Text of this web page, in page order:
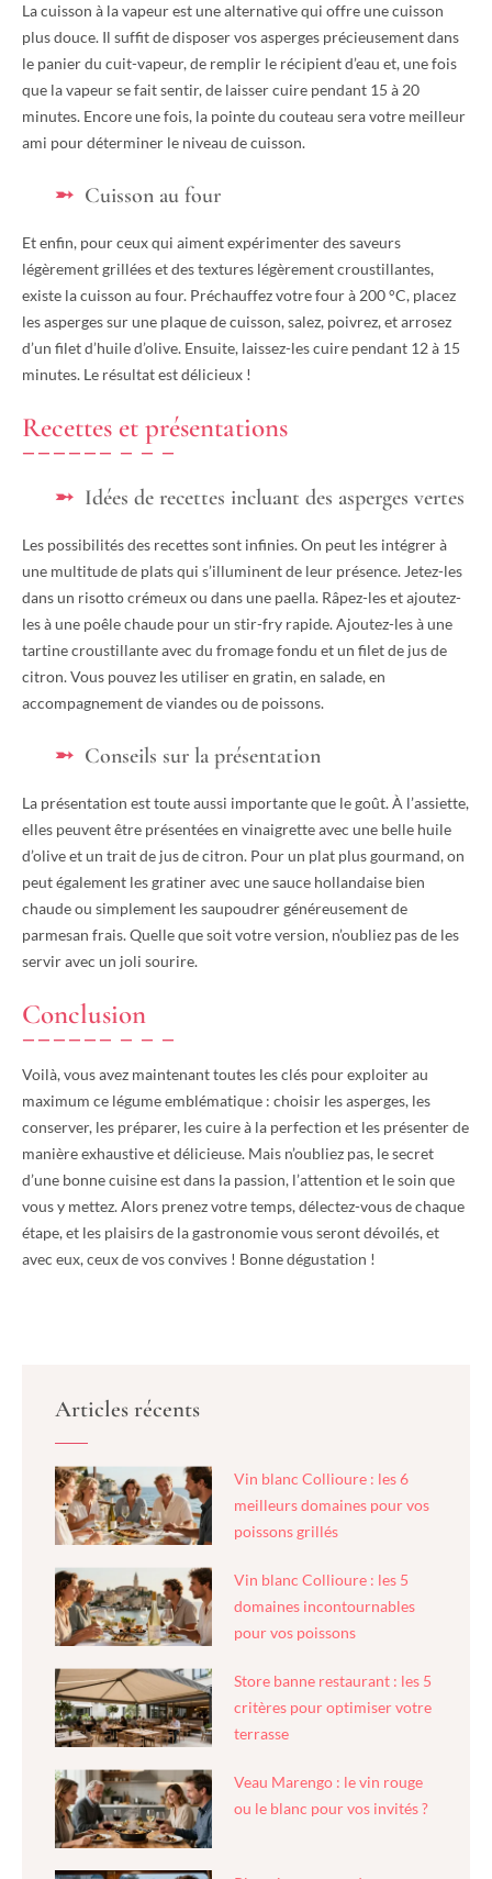
La cuisson à la vapeur est une alternative qui offre une cuisson
plus douce. Il suffit de disposer vos asperges précieusement dans
le panier du cuit-vapeur, de remplir le récipient d’eau et, une fois
que la vapeur se fait sentir, de laisser cuire pendant 15 à 20
minutes. Encore une fois, la pointe du couteau sera votre meilleur
ami pour déterminer le niveau de cuisson.
Cuisson au four
Et enfin, pour ceux qui aiment expérimenter des saveurs
légèrement grillées et des textures légèrement croustillantes,
existe la cuisson au four. Préchauffez votre four à 200 °C, placez
les asperges sur une plaque de cuisson, salez, poivrez, et arrosez
d’un filet d’huile d’olive. Ensuite, laissez-les cuire pendant 12 à 15
minutes. Le résultat est délicieux !
Recettes et présentations
Idées de recettes incluant des asperges vertes
Les possibilités des recettes sont infinies. On peut les intégrer à
une multitude de plats qui s’illuminent de leur présence. Jetez-les
dans un risotto crémeux ou dans une paella. Râpez-les et ajoutez-
les à une poêle chaude pour un stir-fry rapide. Ajoutez-les à une
tartine croustillante avec du fromage fondu et un filet de jus de
citron. Vous pouvez les utiliser en gratin, en salade, en
accompagnement de viandes ou de poissons.
Conseils sur la présentation
La présentation est toute aussi importante que le goût. À l’assiette,
elles peuvent être présentées en vinaigrette avec une belle huile
d’olive et un trait de jus de citron. Pour un plat plus gourmand, on
peut également les gratiner avec une sauce hollandaise bien
chaude ou simplement les saupoudrer généreusement de
parmesan frais. Quelle que soit votre version, n’oubliez pas de les
servir avec un joli sourire.
Conclusion
Voilà, vous avez maintenant toutes les clés pour exploiter au
maximum ce légume emblématique : choisir les asperges, les
conserver, les préparer, les cuire à la perfection et les présenter de
manière exhaustive et délicieuse. Mais n’oubliez pas, le secret
d’une bonne cuisine est dans la passion, l’attention et le soin que
vous y mettez. Alors prenez votre temps, délectez-vous de chaque
étape, et les plaisirs de la gastronomie vous seront dévoilés, et
avec eux, ceux de vos convives ! Bonne dégustation !
Articles récents
Vin blanc Collioure : les 6
meilleurs domaines pour vos
poissons grillés
Vin blanc Collioure : les 5
domaines incontournables
pour vos poissons
Store banne restaurant : les 5
critères pour optimiser votre
terrasse
Veau Marengo : le vin rouge
ou le blanc pour vos invités ?